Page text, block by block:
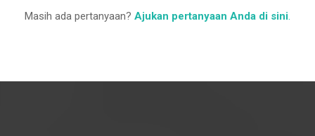
Masih ada pertanyaan? Ajukan pertanyaan Anda di sini.